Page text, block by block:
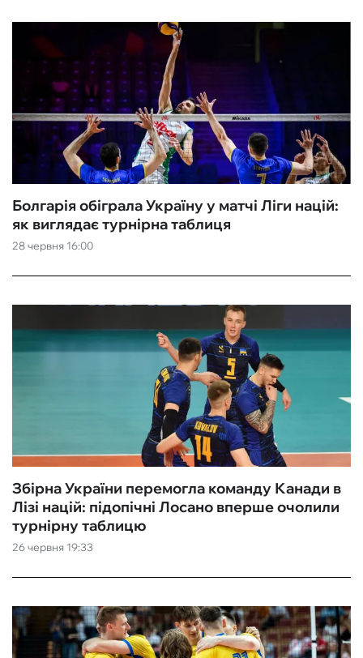
28 червня 16:00
Болгарія обіграла Україну у матчі Ліги націй:
як виглядає турнірна таблиця
26 червня 19:33
Збірна України перемогла команду Канади в
Лізі націй: підопічні Лосано вперше очолили
турнірну таблицю